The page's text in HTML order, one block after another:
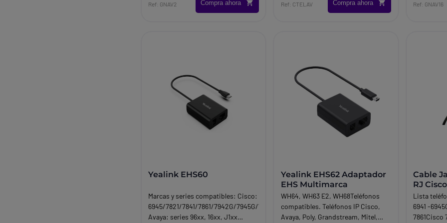
Netcom 9350 9330 EHS y serie
Ref: GNAV2 Compra ahora
8941-8945Cisco 8945Cisco SPA 501
GCisco SPA 512 GCisco SPA 514
Ref: CTELAV Compra ahora Ref: GNAV16
Yealink EHS60
Marcas y series compatibles: Cisco:
6945/7821/7841/7861/7942G/7945G/7962G/7965G/7975G/8811/8841/8851/8861/8865
Avaya: series 96xx, 16xx, J1xx
Yealink EHS62 Adaptador
EHS Multimarca
WH64, WH63 E2, WH68Teléfonos
compatibles. Teléfonos IP Cisco,
Avaya, Poly, Grandstream, Mitel,
Cable
RJ Cisco
Lista
6941 -
7861Cisco